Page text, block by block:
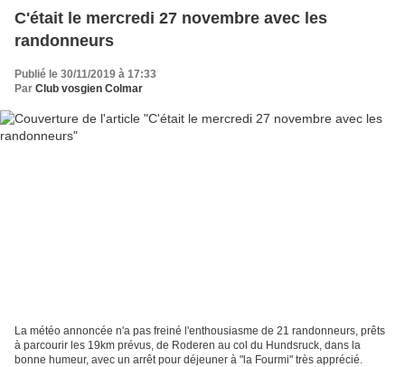
C'était le mercredi 27 novembre avec les
randonneurs
Publié le 30/11/2019 à 17:33
Par Club vosgien Colmar
La météo annoncée n'a pas freiné l'enthousiasme de 21 randonneurs, prêts
à parcourir les 19km prévus, de Roderen au col du Hundsruck, dans la
bonne humeur, avec un arrêt pour déjeuner à "la Fourmi" très apprécié.